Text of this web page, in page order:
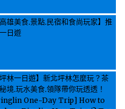
高雄美食.景點.民宿和食尚玩家】推
日遊
坪林一日遊】新北坪林怎麼玩？茶
境.玩水美食.領隊帶你玩透透！
One-Day Trip] How to